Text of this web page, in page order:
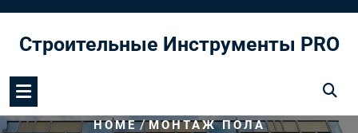
содержимому
Строительные Инструменты PRO
HOME/МОНТАЖ ПОЛА